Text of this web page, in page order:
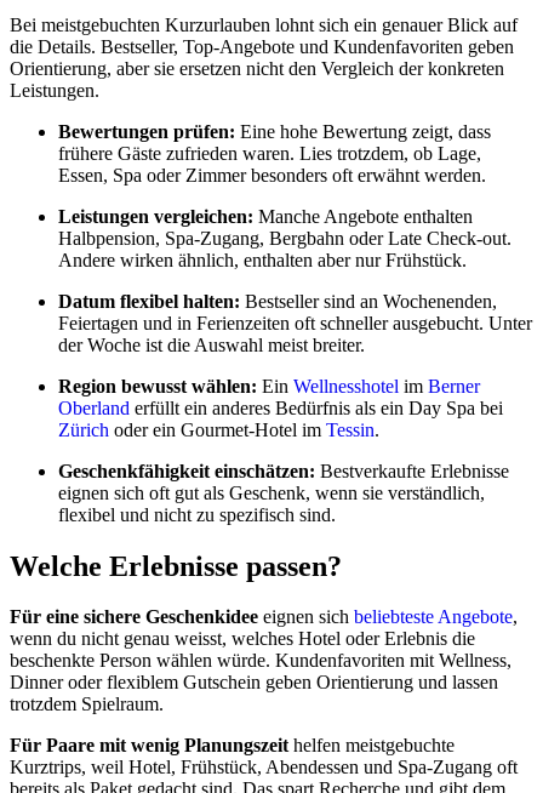
Bei meistgebuchten Kurzurlauben lohnt sich ein genauer Blick auf
die Details. Bestseller, Top-Angebote und Kundenfavoriten geben
Orientierung, aber sie ersetzen nicht den Vergleich der konkreten
Leistungen.
Bewertungen prüfen: Eine hohe Bewertung zeigt, dass
frühere Gäste zufrieden waren. Lies trotzdem, ob Lage,
Essen, Spa oder Zimmer besonders oft erwähnt werden.
Leistungen vergleichen: Manche Angebote enthalten
Halbpension, Spa-Zugang, Bergbahn oder Late Check-out.
Andere wirken ähnlich, enthalten aber nur Frühstück.
Datum flexibel halten: Bestseller sind an Wochenenden,
Feiertagen und in Ferienzeiten oft schneller ausgebucht. Unter
der Woche ist die Auswahl meist breiter.
Region bewusst wählen: Ein Wellnesshotel im Berner
Oberland erfüllt ein anderes Bedürfnis als ein Day Spa bei
Zürich oder ein Gourmet-Hotel im Tessin.
Geschenkfähigkeit einschätzen: Bestverkaufte Erlebnisse
eignen sich oft gut als Geschenk, wenn sie verständlich,
flexibel und nicht zu spezifisch sind.
Welche Erlebnisse passen?
Für eine sichere Geschenkidee eignen sich beliebteste Angebote,
wenn du nicht genau weisst, welches Hotel oder Erlebnis die
beschenkte Person wählen würde. Kundenfavoriten mit Wellness,
Dinner oder flexiblem Gutschein geben Orientierung und lassen
trotzdem Spielraum.
Für Paare mit wenig Planungszeithelfen meistgebuchte
Kurztrips, weil Hotel, Frühstück, Abendessen und Spa-Zugang oft